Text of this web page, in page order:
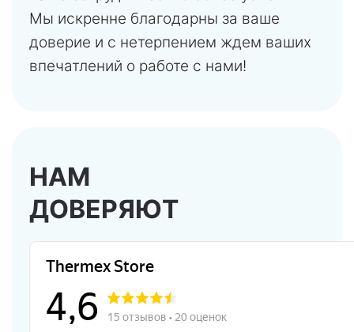
Мы искренне благодарны за ваше
доверие и с нетерпением ждем ваших
впечатлений о работе с нами!
НАМ
ДОВЕРЯЮТ